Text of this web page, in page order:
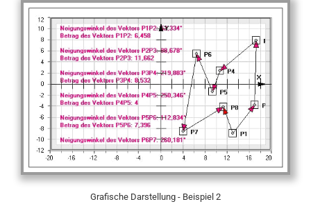
Grafische Darstellung - Beispiel 2